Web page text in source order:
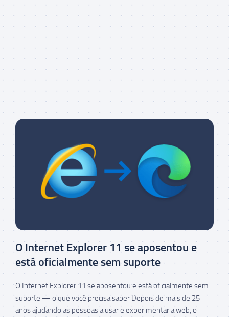
O Internet Explorer 11 se aposentou e
está oficialmente sem suporte
O Internet Explorer 11 se aposentou e está oficialmente sem
suporte — o que você precisa saber Depois de mais de 25
anos ajudando as pessoas a usar e experimentar a web, o